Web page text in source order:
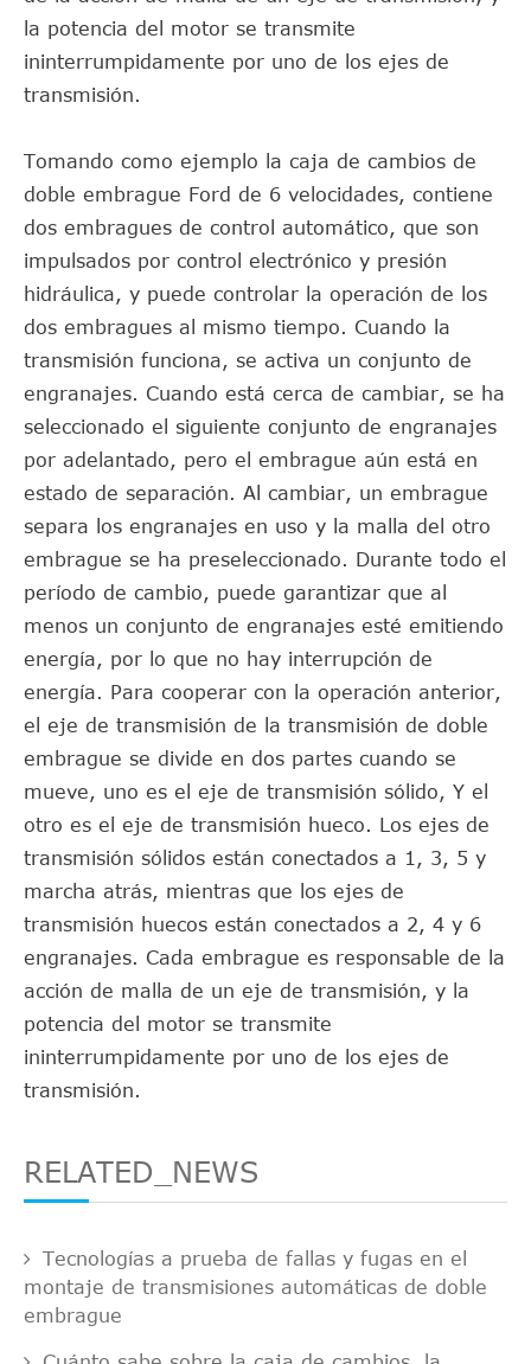
la potencia del motor se transmite
ininterrumpidamente por uno de los ejes de
transmisión.
Tomando como ejemplo la caja de cambios de
doble embrague Ford de 6 velocidades, contiene
dos embragues de control automático, que son
impulsados por control electrónico y presión
hidráulica, y puede controlar la operación de los
dos embragues al mismo tiempo. Cuando la
transmisión funciona, se activa un conjunto de
engranajes. Cuando está cerca de cambiar, se ha
seleccionado el siguiente conjunto de engranajes
por adelantado, pero el embrague aún está en
estado de separación. Al cambiar, un embrague
separa los engranajes en uso y la malla del otro
embrague se ha preseleccionado. Durante todo el
período de cambio, puede garantizar que al
menos un conjunto de engranajes esté emitiendo
energía, por lo que no hay interrupción de
energía. Para cooperar con la operación anterior,
el eje de transmisión de la transmisión de doble
embrague se divide en dos partes cuando se
mueve, uno es el eje de transmisión sólido, Y el
otro es el eje de transmisión hueco. Los ejes de
transmisión sólidos están conectados a 1, 3, 5 y
marcha atrás, mientras que los ejes de
transmisión huecos están conectados a 2, 4 y 6
engranajes. Cada embrague es responsable de la
acción de malla de un eje de transmisión, y la
potencia del motor se transmite
ininterrumpidamente por uno de los ejes de
transmisión.
RELATED_NEWS
Tecnologías a prueba de fallas y fugas en el
montaje de transmisiones automáticas de doble
embrague